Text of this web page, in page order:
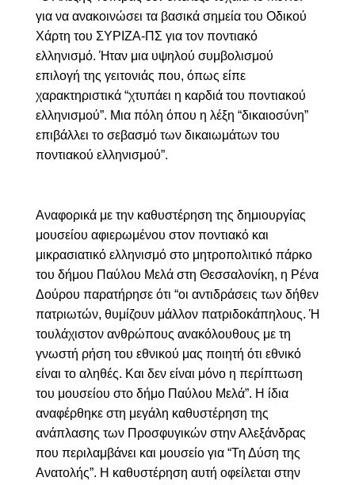
για να ανακοινώσει τα βασικά σημεία του Οδικού
Χάρτη του ΣΥΡΙΖΑ-ΠΣ για τον ποντιακό
ελληνισμό. Ήταν μια υψηλού συμβολισμού
επιλογή της γειτονιάς που, όπως είπε
χαρακτηριστικά “χτυπάει η καρδιά του ποντιακού
ελληνισμού”. Μια πόλη όπου η λέξη “δικαιοσύνη”
επιβάλλει το σεβασμό των δικαιωμάτων του
ποντιακού ελληνισμού”.
Αναφορικά με την καθυστέρηση της δημιουργίας
μουσείου αφιερωμένου στον ποντιακό και
μικρασιατικό ελληνισμό στο μητροπολιτικό πάρκο
του δήμου Παύλου Μελά στη Θεσσαλονίκη, η Ρένα
Δούρου παρατήρησε ότι “οι αντιδράσεις των δήθεν
πατριωτών, θυμίζουν μάλλον πατριδοκάπηλους. Ή
τουλάχιστον ανθρώπους ανακόλουθους με τη
γνωστή ρήση του εθνικού μας ποιητή ότι εθνικό
είναι το αληθές. Και δεν είναι μόνο η περίπτωση
του μουσείου στο δήμο Παύλου Μελά”. Η ίδια
αναφέρθηκε στη μεγάλη καθυστέρηση της
ανάπλασης των Προσφυγικών στην Αλεξάνδρας
που περιλαμβάνει και μουσείο για “Τη Δύση της
Ανατολής”. Η καθυστέρηση αυτή οφείλεται στην